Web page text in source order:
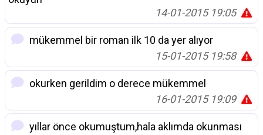
14-01-2015 19:05
mükemmel bir roman ilk 10 da yer alıyor
15-01-2015 19:58
okurken gerildim o derece mükemmel
16-01-2015 19:09
yıllar önce okumuştum,hala aklımda okunması